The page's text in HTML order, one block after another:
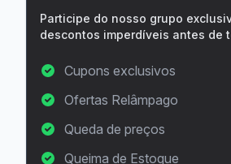
Participe do nosso grupo
descontos imperdíveis antes de
Cupons exclusivos
Ofertas Relâmpago
Queda de preços
Queima de Estoque